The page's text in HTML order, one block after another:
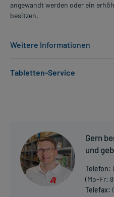
angewandt werden oder ein
besitzen.
Weitere Informationen
- Schlafstörungen bei
- Unruhe und
Erkrankungen, Demenz und
- Unruhe und
Erkrankungen, Demenz und
Tabletten-Service
Gern
und
Telefon:
(Mo-Fr:
Telefax: